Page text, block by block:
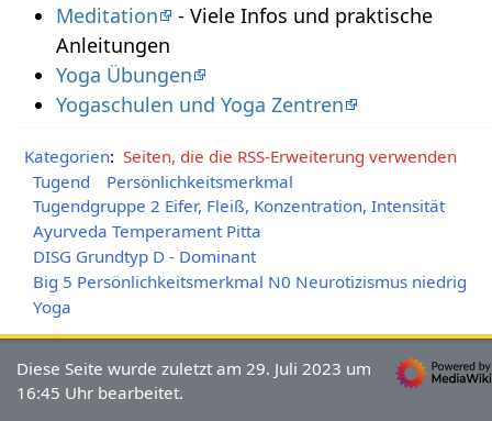
Meditation
- Viele Infos und praktische
Anleitungen
Yoga Übungen
Yogaschulen und Yoga Zentren
Kategorien: Seiten, die die RSS-Erweiterung verwenden
Tugend
Persönlichkeitsmerkmal
Tugendgruppe 2 Eifer, Fleiß, Konzentration, Intensität
Ayurveda Temperament Pitta
DISG Grundtyp D - Dominant
Big 5 Persönlichkeitsmerkmal N0 Neurotizismus niedrig
Yoga
Diese Seite wurde zuletzt am 29. Juli 2023 um
16:45 Uhr bearbeitet.